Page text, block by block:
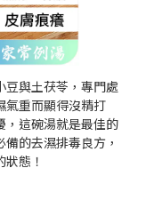
豆與土茯苓，專門處
氣重而顯得沒精打
，這碗湯就是最佳的
的去濕排毒良方，
態！